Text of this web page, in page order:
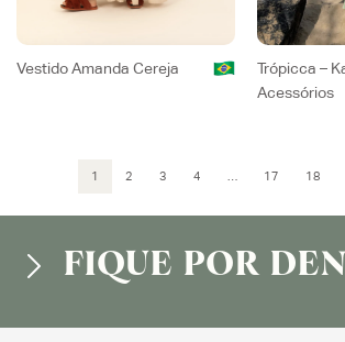
Vestido Amanda Cereja
Trópicca –
Acessórios
1 2 3 4 17 18
FIQUE POR